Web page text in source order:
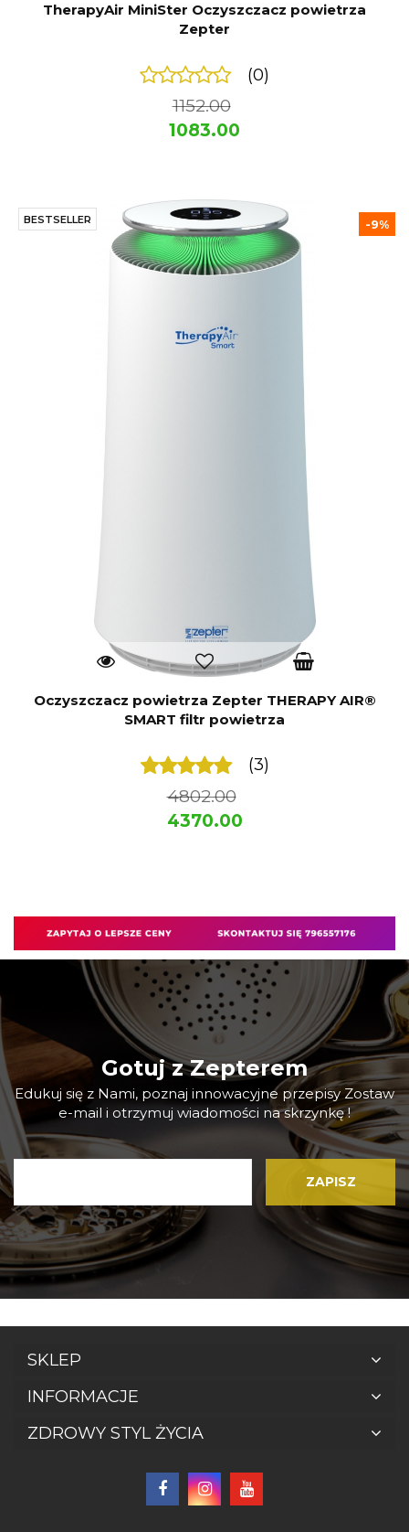
TherapyAir MiniSter Oczyszczacz powietrza
Zepter
(0)
1152.00
1083.00
BESTSELLER
Oczyszczacz powietrza Zepter THERAPY AIR®
SMART filtr powietrza
(3)
4802.00
-9%
4370.00
Gotuj z Zepterem
Edukuj się z Nami, poznaj innowacyjne przepisy Zostaw
e-mail i otrzymuj wiadomości na skrzynkę !
SKLEP
INFORMACJE
ZDROWY STYL ŻYCIA